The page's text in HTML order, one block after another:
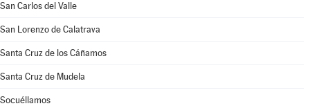
San Carlos del Valle
San Lorenzo de Calatrava
Santa Cruz de los Cáñamos
Santa Cruz de Mudela
Socuéllamos